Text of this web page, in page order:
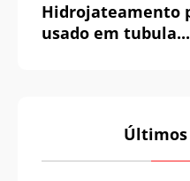
Hidrojateamento
usado em tubula...